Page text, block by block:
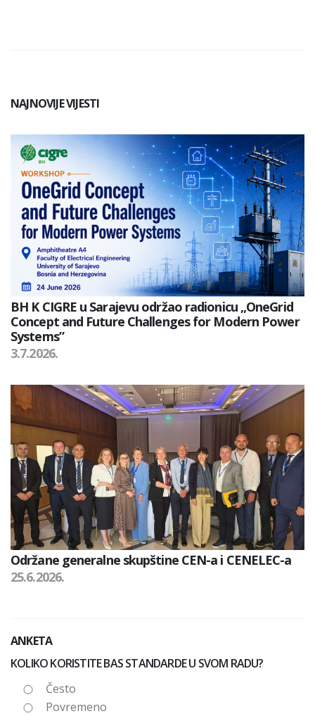
NAJNOVIJE VIJESTI
BH K CIGRE u Sarajevu održao radionicu „OneGrid
Concept and Future Challenges for Modern Power
Systems”
3.7.2026.
Održane generalne skupštine CEN-a i CENELEC-a
25.6.2026.
ANKETA
KOLIKO KORISTITE BAS STANDARDE U SVOM RADU?
Često
Povremeno